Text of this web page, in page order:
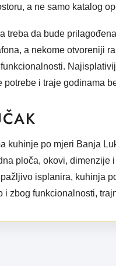
a ne samo katalog
treba da bude
a nekome otvoreniji
potrebe i traje godinama
kuhinje po mjeri Banja
ploča, okovi,
isplanira, kuhinja
i zbog funkcionalnosti,